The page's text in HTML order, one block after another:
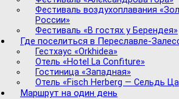
Фестиваль воздухоплавания
России»
Фестиваль «В гостях у Берендея»
Где поселиться в Переславле-
Гестхаус «Orkhidea»
Отель «Hotel La Confiture»
Гостиница «Западная»
Отель «Fisch Herberg — Сельдь
Маршрут на один день